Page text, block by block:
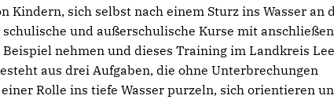
Kindern, sich selbst nach einem Sturz ins Wasser an
und außerschulische Kurse mit
nehmen und dieses Training im Landkreis
aus drei Aufgaben, die ohne Unterbrechungen
Rolle ins tiefe Wasser purzeln, sich orientieren